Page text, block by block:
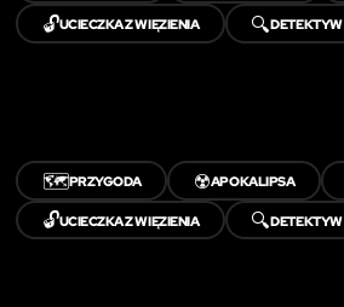
🔓UCIECZKA Z WIĘZIENIA 🔍DETEKTYW
🗺️PRZYGODA ☢️APOKALIPSA
🔓UCIECZKA Z WIĘZIENIA 🔍DETEKTYW